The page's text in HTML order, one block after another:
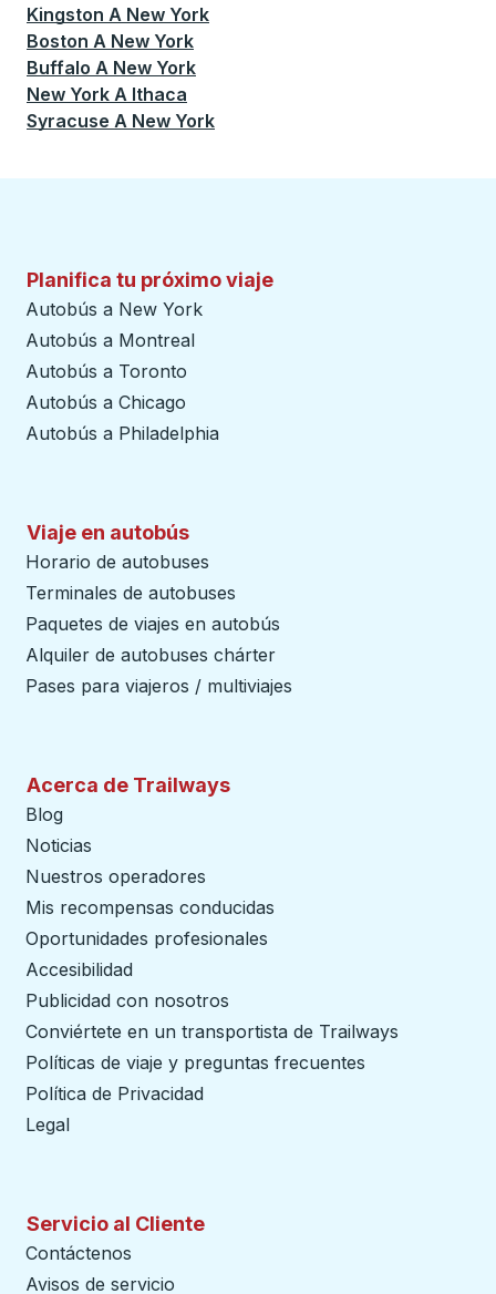
Kingston A New York
Boston A New York
Buffalo A New York
New York A Ithaca
Syracuse A New York
Planifica tu próximo viaje
Autobús a New York
Autobús a Montreal
Autobús a Toronto
Autobús a Chicago
Autobús a Philadelphia
Viaje en autobús
Horario de autobuses
Terminales de autobuses
Paquetes de viajes en autobús
Alquiler de autobuses chárter
Pases para viajeros / multiviajes
Acerca de Trailways
Blog
Noticias
Nuestros operadores
Mis recompensas conducidas
Oportunidades profesionales
Accesibilidad
Publicidad con nosotros
Conviértete en un transportista de Trailways
Políticas de viaje y preguntas frecuentes
Política de Privacidad
Legal
Servicio al Cliente
Contáctenos
Avisos de servicio